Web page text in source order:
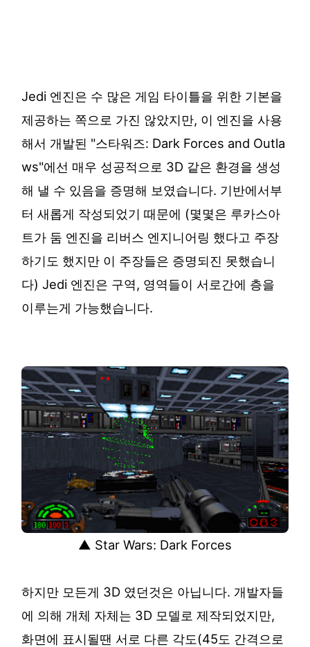
Jedi 엔진은 수 많은 게임 타이틀을 위한 기본을
제공하는 쪽으로 가진 않았지만, 이 엔진을 사용
해서 개발된 "스타워즈: Dark Forces and Outla
ws"에선 매우 성공적으로 3D 같은 환경을 생성
해 낼 수 있음을 증명해 보였습니다. 기반에서부
터 새롭게 작성되었기 때문에 (몇몇은 루카스아
트가 둠 엔진을 리버스 엔지니어링 했다고 주장
하기도 했지만 이 주장들은 증명되진 못했습니
다) Jedi 엔진은 구역, 영역들이 서로간에 층을
이루는게 가능했습니다.
▲ Star Wars: Dark Forces
하지만 모든게 3D 였던것은 아닙니다. 개발자들
에 의해 개체 자체는 3D 모델로 제작되었지만,
화면에 표시될땐 서로 다른 각도(45도 간격으로